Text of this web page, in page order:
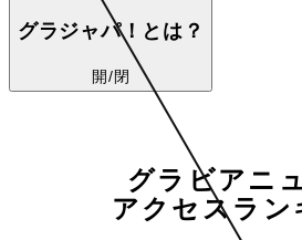
グラジャパ！とは？
開/閉
グラビアニ
アクセスラン